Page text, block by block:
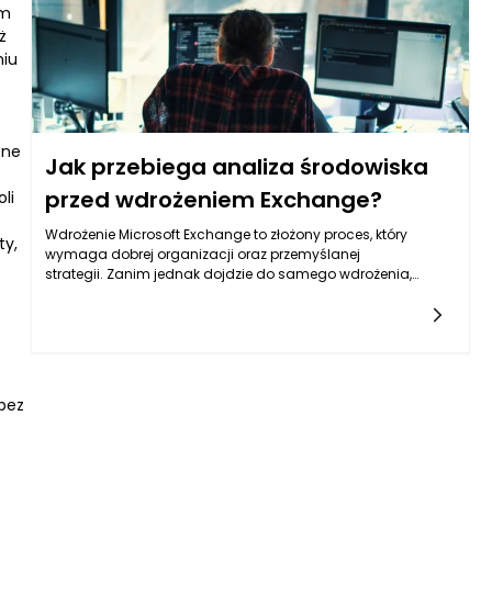
Jak przebiega analiza środowiska
przed wdrożeniem Exchange?
Wdrożenie Microsoft Exchange to złożony proces, który
wymaga dobrej organizacji oraz przemyślanej
strategii. Zanim jednak dojdzie do samego wdrożenia,